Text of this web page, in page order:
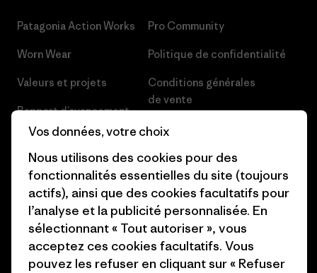
Patagonia Action Works
Worn Wear
Valeurs et projets
Rapport d’avancement
Business Unusual
Objectifs climatiques
1% For The Planet
Comment nous finançons
Cartes cadeaux
Pro Community
Politique de confidentialité
Conditions générales
de vente
Préférences de cookie
Carrières
Presse et media
Industry program
Programme d’affiliation
Patagonia Suisse Plan du site
Vos données, votre choix
Nous utilisons des cookies pour des
fonctionnalités essentielles du site (toujours
actifs), ainsi que des cookies facultatifs pour
l’analyse et la publicité personnalisée. En
sélectionnant « Tout autoriser », vous
acceptez ces cookies facultatifs. Vous
pouvez les refuser en cliquant sur « Refuser